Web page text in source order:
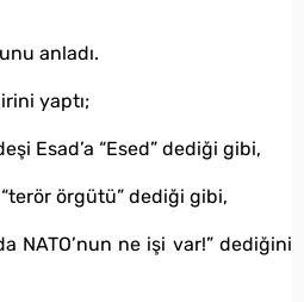
anladı.
yaptı;
Esad’a “Esed” dediği gibi,
örgütü” dediği gibi,
NATO’nun ne işi var!” dediğini